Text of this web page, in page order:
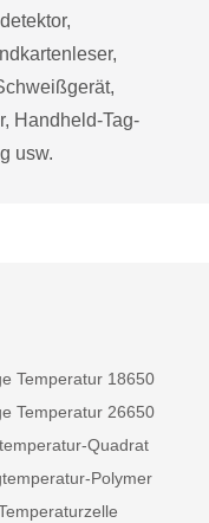
Handheld-Tag-
usw.
Temperatur 18650
Temperatur 26650
Quadrat
Polymer